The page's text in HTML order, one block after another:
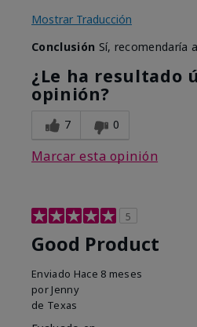
Mostrar Traducción
Conclusión Sí, recomendaría
¿Le ha resultado
opinión?
7 0
Marcar esta opinión
5
Good Product
Enviado Hace 8 meses
por Jenny
de Texas